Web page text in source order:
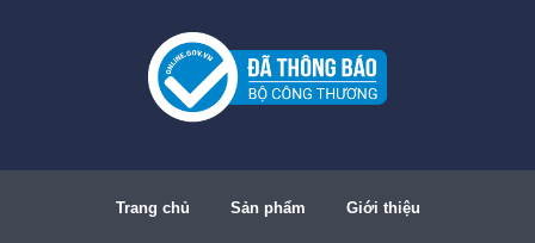
Trang chủ Sản phẩm Giới thiệu